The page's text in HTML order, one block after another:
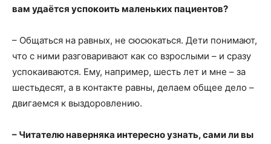
вам удаётся успокоить маленьких пациентов?
– Общаться на равных, не сюсюкаться. Дети понимают,
что с ними разговаривают как со взрослыми – и сразу
успокаиваются. Ему, например, шесть лет и мне – за
шестьдесят, а в контакте равны, делаем общее дело –
двигаемся к выздоровлению.
– Читателю наверняка интересно узнать, сами ли вы